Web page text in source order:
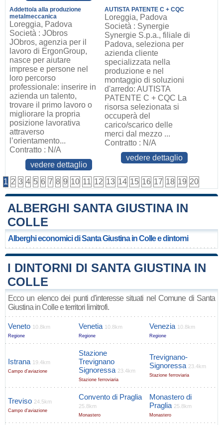
Addetto/a alla produzione
metalmeccanica
Loreggia, Padova
Società : JObros
JObros, agenzia per il
lavoro di ErgonGroup,
nasce per aiutare
imprese e persone nel
loro percorso
professionale: inserire in
azienda un talento,
trovare il primo lavoro o
migliorare la propria
posizione lavorativa
attraverso
l’orientamento...
Contratto : N/A
vedere dettaglio
AUTISTA PATENTE C + CQC
Loreggia, Padova
Società : Synergie
Synergie S.p.a., filiale di
Padova, seleziona per
azienda cliente
specializzata nella
produzione e nel
montaggio di soluzioni
d'arredo: AUTISTA
PATENTE C + CQC La
risorsa selezionata si
occuperà del
carico/scarico delle
merci dal mezzo ...
Contratto : N/A
vedere dettaglio
1 2 3 4 5 6 7 8 9 10 11 12 13 14 15 16 17 18 19 20
ALBERGHI SANTA GIUSTINA IN
COLLE
Alberghi economici di Santa Giustina in Colle e dintorni
I DINTORNI DI SANTA GIUSTINA IN
COLLE
Ecco un elenco dei punti d'interesse situati nel Comune di Santa
Giustina in Colle e territori limitrofi.
Veneto 10.8km
Regione
Venetia 10.8km
Regione
Venezia 10.8km
Regione
Istrana 19.4km
Campo d'aviazione
Stazione
Trevignano
Signoressa 23.4km
Stazione ferroviaria
Trevignano-
Signoressa 23.4km
Stazione ferroviaria
Treviso 24.5km
Campo d'aviazione
Convento di Praglia
25.8km
Monastero
Monastero di
Praglia 25.8km
Monastero